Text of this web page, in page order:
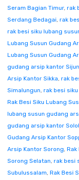
Seram Bagian Timur, rak
Serdang Bedagai, rak
rak besi siku lubang
Lubang Susun Gudang
Lubang Susun Gudang
gudang arsip kantor
Arsip Kantor Sikka, rak
Simalungun, rak besi
Rak Besi Siku Lubang
lubang susun gudang
gudang arsip kantor
Gudang Arsip Kantor
Arsip Kantor Sorong, Rak
Sorong Selatan, rak besi
Subulussalam, Rak Besi